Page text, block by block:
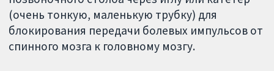
(очень тонкую, маленькую трубку) для
блокирования передачи болевых импульсов от
спинного мозга к головному мозгу.